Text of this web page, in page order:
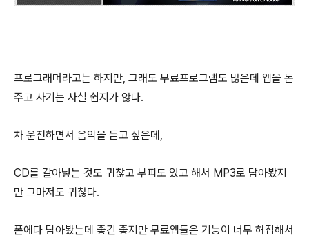
프로그래머라고는 하지만, 그래도 무료프로그램도 많은데 앱을 돈
주고 사기는 사실 쉽지가 않다.
차 운전하면서 음악을 듣고 싶은데,
CD를 갈아넣는 것도 귀찮고 부피도 있고 해서 MP3로 담아봤지
만 그마저도 귀찮다.
폰에다 담아봤는데 좋긴 좋지만 무료앱들은 기능이 너무 허접해서